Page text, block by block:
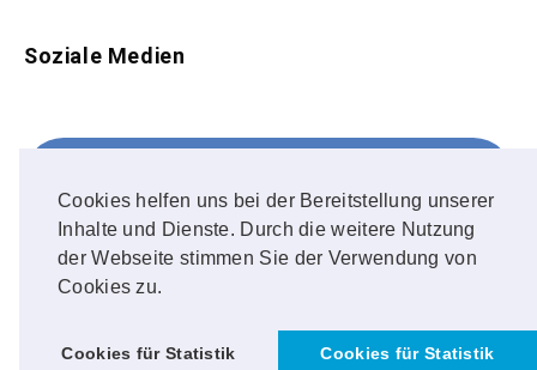
Cookies helfen uns bei der Bereitstellung unserer
Inhalte und Dienste. Durch die weitere Nutzung
der Webseite stimmen Sie der Verwendung von
Cookies zu.
Cookies für Statistik Cookies für Statistik
Soziale Medien
FOLLOW ME!
Instagram
OUR PHOTOS!